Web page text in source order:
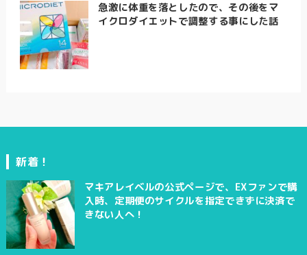
急激に体重を落としたので、その後をマ
イクロダイエットで調整する事にした話
新着！
マキアレイベルの公式ページで、EXファンで購
入時、定期便のサイクルを指定できずに決済で
きない人へ！